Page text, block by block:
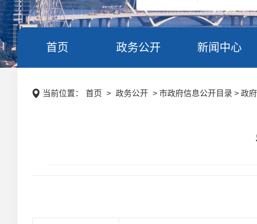
首页 政务公开 新闻中心
当前位置： 首页 > 政务公开 > 市政府信息公开目录 > 政